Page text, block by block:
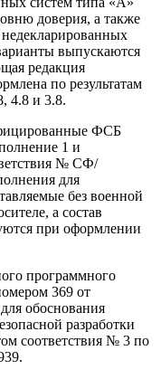
доверия, а также
выпускаются
редакция
по результатам
4.8 и 3.8.
ФСБ
1 и
№ СФ/
для
без военной
а состав
при оформлении
программного
369 от
обоснования
разработки
соответствия № 3 по